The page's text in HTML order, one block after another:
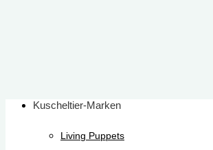
Kuscheltier-Marken
Living Puppets